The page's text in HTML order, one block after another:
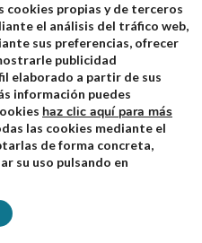
cookies propias y de terceros
el análisis del tráfico web,
sus preferencias, ofrecer
publicidad
elaborado a partir de sus
información puedes
haz clic aquí para más
las cookies mediante el
de forma concreta,
su uso pulsando en